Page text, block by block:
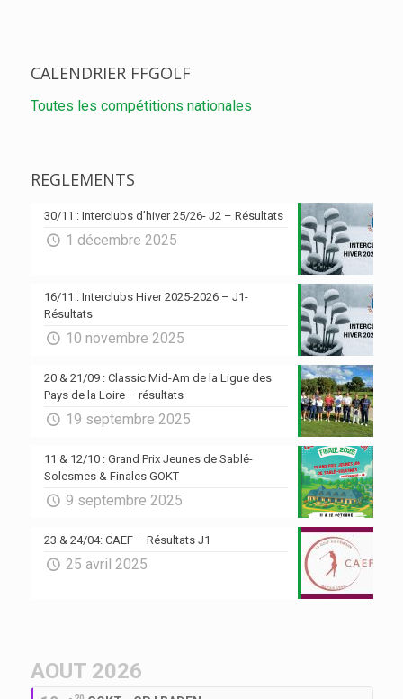
CALENDRIER FFGOLF
Toutes les compétitions nationales
REGLEMENTS
30/11 : Interclubs d’hiver 25/26- J2 – Résultats
1 décembre 2025
16/11 : Interclubs Hiver 2025-2026 – J1-
Résultats
10 novembre 2025
20 & 21/09 : Classic Mid-Am de la Ligue des
Pays de la Loire – résultats
19 septembre 2025
11 & 12/10 : Grand Prix Jeunes de Sablé-
Solesmes & Finales GOKT
9 septembre 2025
23 & 24/04: CAEF – Résultats J1
25 avril 2025
AOUT 2026